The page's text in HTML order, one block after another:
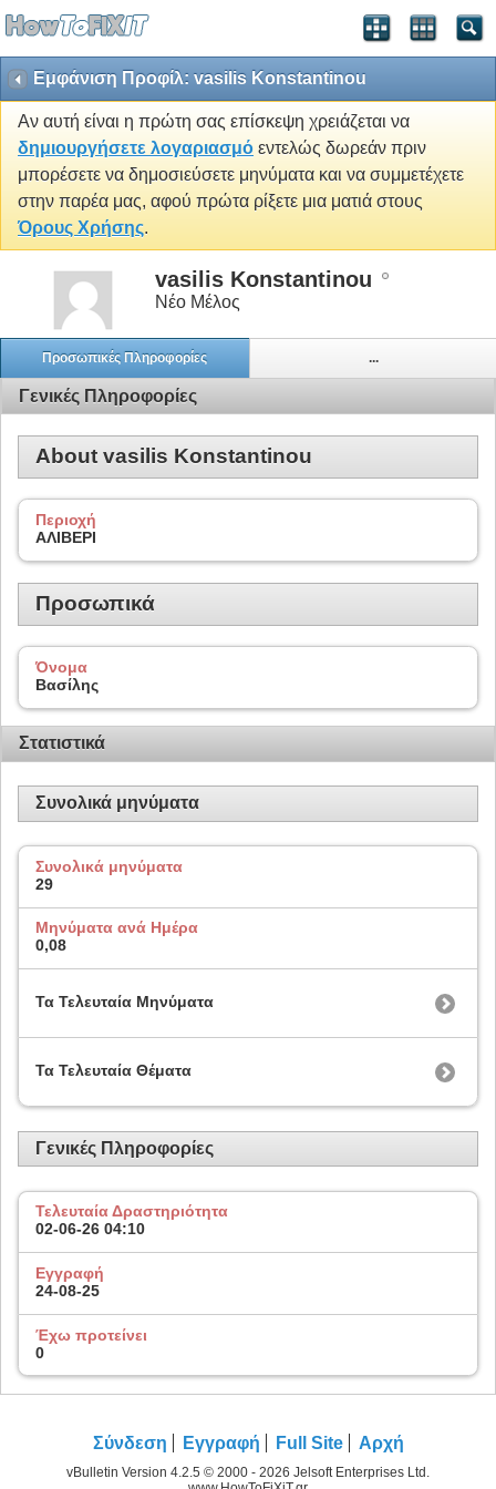
Εμφάνιση Προφίλ: vasilis Konstantinou
Αν αυτή είναι η πρώτη σας επίσκεψη χρειάζεται να
δημιουργήσετε λογαριασμό εντελώς δωρεάν πριν
μπορέσετε να δημοσιεύσετε μηνύματα και να συμμετέχετε
στην παρέα μας, αφού πρώτα ρίξετε μια ματιά στους
Όρους Χρήσης.
vasilis Konstantinou
Νέο Μέλος
Προσωπικές Πληροφορίες ...
Γενικές Πληροφορίες
About vasilis Konstantinou
Περιοχή
ΑΛΙΒΕΡΙ
Προσωπικά
Όνομα
Βασίλης
Στατιστικά
Συνολικά μηνύματα
Συνολικά μηνύματα
29
Μηνύματα ανά Ημέρα
0,08
Τα Τελευταία Μηνύματα
Τα Τελευταία Θέματα
Γενικές Πληροφορίες
Τελευταία Δραστηριότητα
02-06-26 04:10
Εγγραφή
24-08-25
Έχω προτείνει
0
Σύνδεση Εγγραφή Full Site Αρχή
vBulletin Version 4.2.5 © 2000 - 2026 Jelsoft Enterprises Ltd.